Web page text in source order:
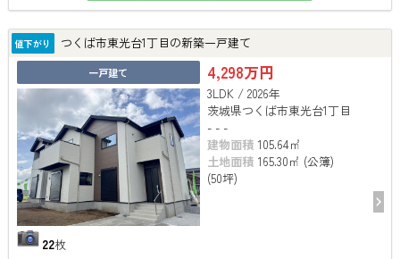
値下がり つくば市東光台1丁目の新築一戸建て
一戸建て
22枚
4,298万円
3LDK / 2026年
茨城県つくば市東光台1丁目
- - -
建物面積 105.64㎡
土地面積 165.30㎡ (公簿)
(50坪)